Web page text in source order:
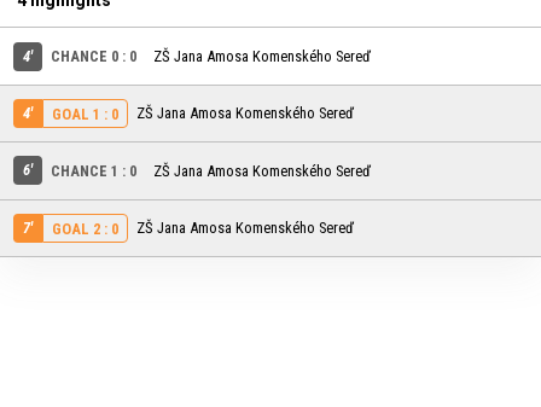
4' CHANCE 0 : 0 ZŠ Jana Amosa Komenského Sereď
4' GOAL 1 : 0 ZŠ Jana Amosa Komenského Sereď
6' CHANCE 1 : 0 ZŠ Jana Amosa Komenského Sereď
7' GOAL 2 : 0 ZŠ Jana Amosa Komenského Sereď